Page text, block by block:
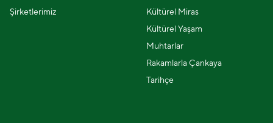
Şirketlerimiz
Kültürel Miras
Kültürel Yaşam
Muhtarlar
Rakamlarla Çankaya
Tarihçe